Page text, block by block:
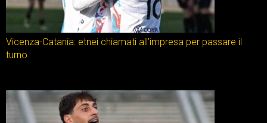
Vicenza-Catania: etnei chiamati all’impresa per passare il
turno